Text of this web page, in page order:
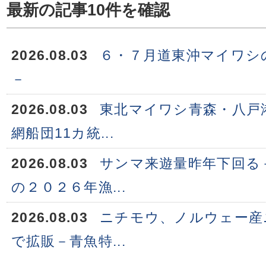
最新の記事10件を確認
2026.08.03
６・７月道東沖マイワ
－
2026.08.03
東北マイワシ青森・八
網船団11カ統...
2026.08.03
サンマ来遊量昨年下回
の２０２６年漁...
2026.08.03
ニチモウ、ノルウェー
で拡販－青魚特...